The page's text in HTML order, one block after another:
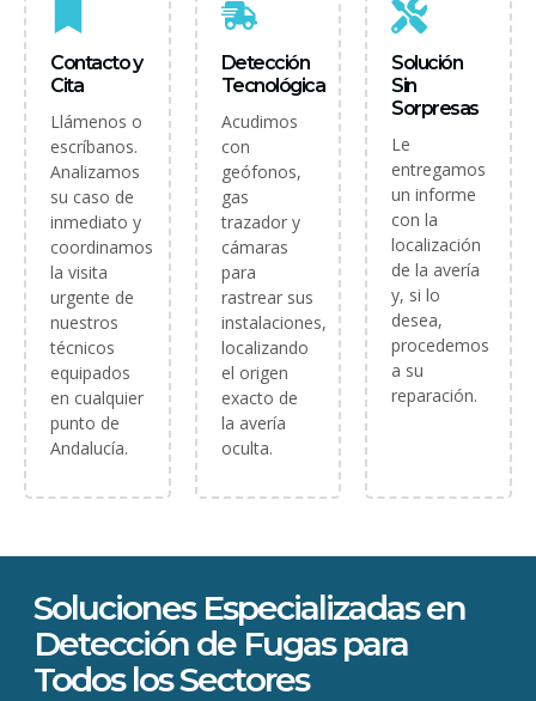
Contacto y
Cita
Llámenos o
escríbanos.
Analizamos
su caso de
inmediato y
coordinamos
la visita
urgente de
nuestros
técnicos
equipados
en cualquier
punto de
Andalucía.
Detección
Tecnológica
Acudimos
con
geófonos,
gas
trazador y
cámaras
para
rastrear sus
instalaciones,
localizando
el origen
exacto de
la avería
oculta.
Solución
Sin
Sorpresas
Le
entregamos
un informe
con la
localización
de la avería
y, si lo
desea,
procedemos
a su
reparación.
Soluciones Especializadas en
Detección de Fugas para
Todos los Sectores